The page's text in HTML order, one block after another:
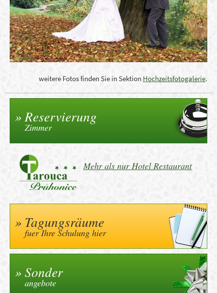
weitere Fotos finden Sie in Sektion Hochzeitsfotogalerie.
Reservierung
Zimmer
Mehr als nur Hotel Restaurant
Tagungsräume
fuer Ihre Schulung hier
Sonder
angebote